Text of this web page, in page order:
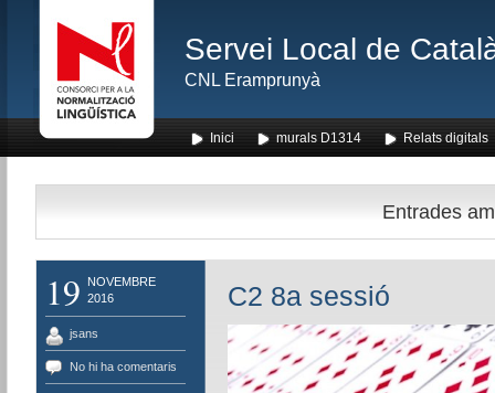
Servei Local de
CNL Eramprunyà
Inici murals D1314 Relats digitals
Entrades
19
NOVEMBRE
2016
jsans
No hi ha comentaris
C2 8a sessió